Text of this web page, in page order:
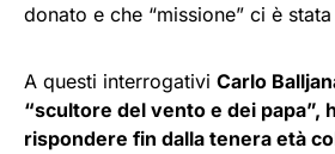
donato e che “missione” ci è
A questi interrogativi Carlo
“scultore del vento e dei papa”,
rispondere fin dalla tenera età